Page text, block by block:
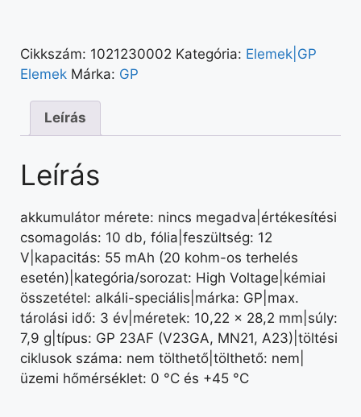
Cikkszám: 1021230002 Kategória: Elemek|GP
Elemek Márka: GP
Leírás
Leírás
akkumulátor mérete: nincs megadva|értékesítési
csomagolás: 10 db, fólia|feszültség: 12
V|kapacitás: 55 mAh (20 kohm-os terhelés
esetén)|kategória/sorozat: High Voltage|kémiai
összetétel: alkáli-speciális|márka: GP|max.
tárolási idő: 3 év|méretek: 10,22 × 28,2 mm|súly:
7,9 g|típus: GP 23AF (V23GA, MN21, A23)|töltési
ciklusok száma: nem tölthető|tölthető: nem|
üzemi hőmérséklet: 0 °C és +45 °C